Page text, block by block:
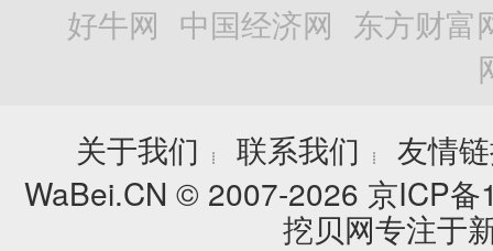
好牛网 中国经济网 东方财富
关于我们
┊ 联系我们 ┊
友情
WaBei.CN © 2007-2026 京ICP
挖贝网专注于